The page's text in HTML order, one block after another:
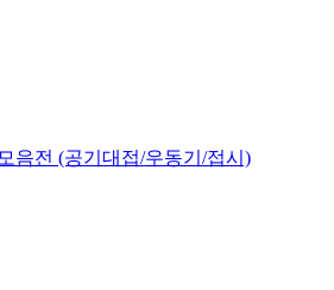
음전 (공기대접/우동기/접시)